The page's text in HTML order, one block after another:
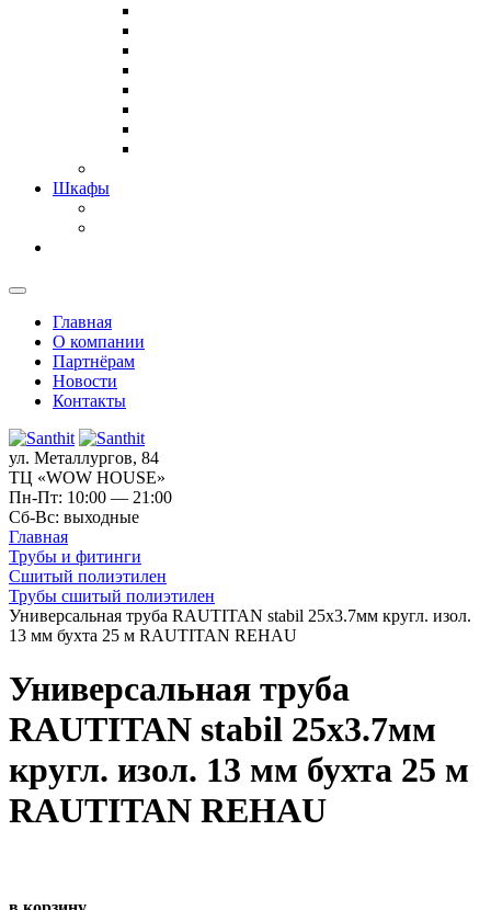
Шкафы
Главная
О компании
Партнёрам
Новости
Контакты
ул. Металлургов, 84
ТЦ «WOW HOUSE»
Пн-Пт: 10:00 — 21:00
Сб-Вс: выходные
Главная
Трубы и фитинги
Сшитый полиэтилен
Трубы сшитый полиэтилен
Универсальная труба RAUTITAN stabil 25x3.7мм кругл. изол.
13 мм бухта 25 м RAUTITAN REHAU
Универсальная труба
RAUTITAN stabil 25x3.7мм
кругл. изол. 13 мм бухта 25 м
RAUTITAN REHAU